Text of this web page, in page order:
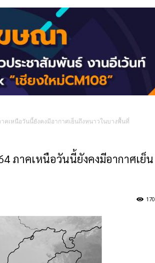
เหนือวันนี้ยังคงมีอากาศเย็นถึงหนาวในบางพื้นที่
ภาคเหนือวันนี้ยังคงมีอากาศเย็น
170